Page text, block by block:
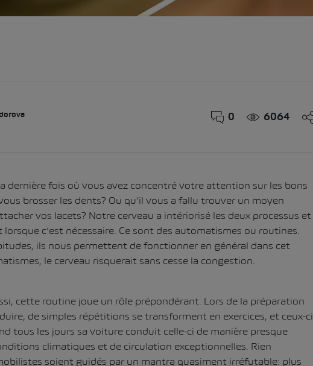
0 6064
dernière fois où vous avez concentré votre attention sur les bons
brosser les dents? Ou qu’il vous a fallu trouver un moyen
vos lacets? Notre cerveau a intériorisé les deux processus et
c’est nécessaire. Ce sont des automatismes ou routines.
ils nous permettent de fonctionner en général dans cet
le cerveau risquerait sans cesse la congestion.
cette routine joue un rôle prépondérant. Lors de la préparation
de simples répétitions se transforment en exercices, et ceux-ci
tous les jours sa voiture conduit celle-ci de manière presque
climatiques et de circulation exceptionnelles. Rien
soient guidés par un mantra quasiment irréfutable: plus